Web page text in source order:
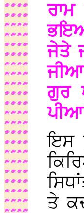
ਜੇਤੇ
ਗੁਰ
ਇਸ
ਤੇ